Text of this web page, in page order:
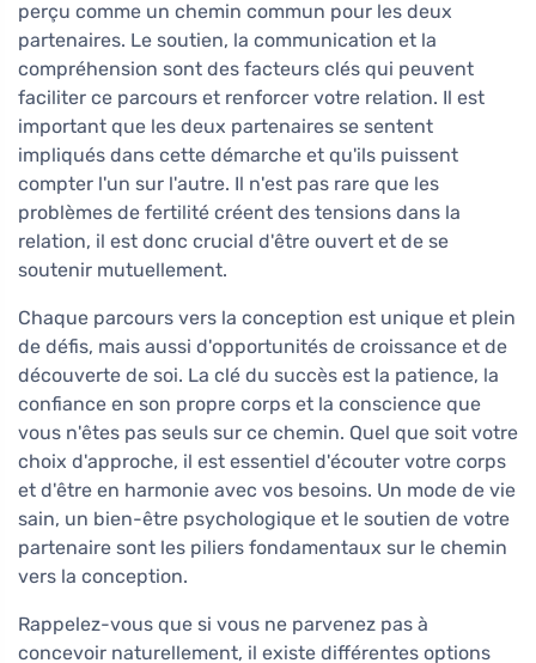
perçu comme un chemin commun pour les deux
partenaires. Le soutien, la communication et la
compréhension sont des facteurs clés qui peuvent
faciliter ce parcours et renforcer votre relation. Il est
important que les deux partenaires se sentent
impliqués dans cette démarche et qu'ils puissent
compter l'un sur l'autre. Il n'est pas rare que les
problèmes de fertilité créent des tensions dans la
relation, il est donc crucial d'être ouvert et de se
soutenir mutuellement.
Chaque parcours vers la conception est unique et plein
de défis, mais aussi d'opportunités de croissance et de
découverte de soi. La clé du succès est la patience, la
confiance en son propre corps et la conscience que
vous n'êtes pas seuls sur ce chemin. Quel que soit votre
choix d'approche, il est essentiel d'écouter votre corps
et d'être en harmonie avec vos besoins. Un mode de vie
sain, un bien-être psychologique et le soutien de votre
partenaire sont les piliers fondamentaux sur le chemin
vers la conception.
Rappelez-vous que si vous ne parvenez pas à
concevoir naturellement, il existe différentes options